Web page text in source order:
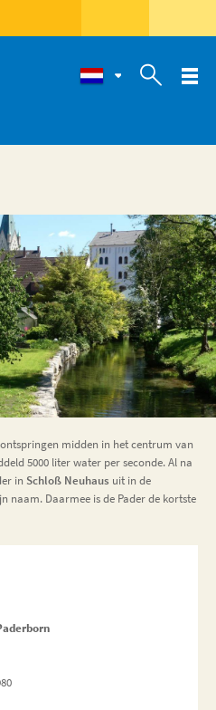

midden in het centrum van
5000 liter water per seconde. Al na
in Schloß Neuhaus uit in de
naam. Daarmee is de Pader de kortste